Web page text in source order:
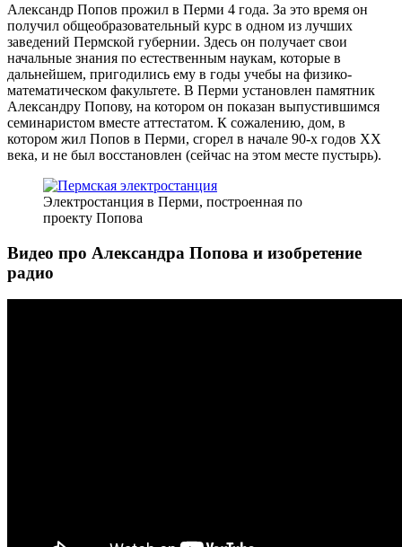
Александр Попов прожил в Перми 4 года. За это время он
получил общеобразовательный курс в одном из лучших
заведений Пермской губернии. Здесь он получает свои
начальные знания по естественным наукам, которые в
дальнейшем, пригодились ему в годы учебы на физико-
математическом факультете. В Перми установлен памятник
Александру Попову, на котором он показан выпустившимся
семинаристом вместе аттестатом. К сожалению, дом, в
котором жил Попов в Перми, сгорел в начале 90-х годов XX
века, и не был восстановлен (сейчас на этом месте пустырь).
Электростанция в Перми, построенная по
проекту Попова
Видео про Александра Попова и изобретение
радио